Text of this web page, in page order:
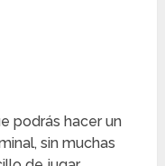
podrás hacer un
sin muchas